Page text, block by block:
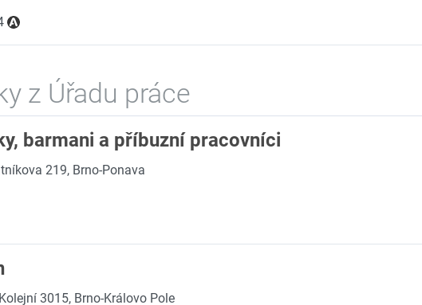
z Úřadu práce
barmani a příbuzní pracovníci
219, Brno-Ponava
Kolejní 3015, Brno-Královo Pole